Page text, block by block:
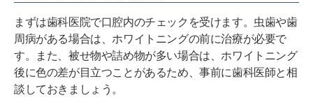
まずは歯科医院で口腔内のチェックを受けます。虫歯や歯
周病がある場合は、ホワイトニングの前に治療が必要で
す。また、被せ物や詰め物が多い場合は、ホワイトニング
後に色の差が目立つことがあるため、事前に歯科医師と相
談しておきましょう。